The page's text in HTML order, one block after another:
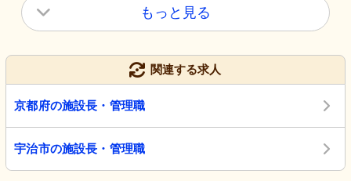
長日 募集 募集 募集 募集
もっと見る
関連する求人
京都府の施設長・管理職
宇治市の施設長・管理職